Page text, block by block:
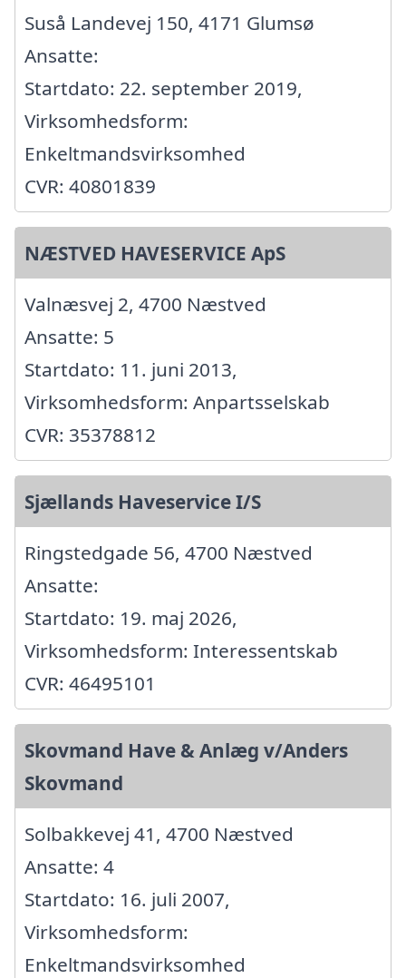
Suså Landevej 150, 4171 Glumsø
Ansatte:
Startdato: 22. september 2019,
Virksomhedsform:
Enkeltmandsvirksomhed
CVR: 40801839
NÆSTVED HAVESERVICE ApS
Valnæsvej 2, 4700 Næstved
Ansatte: 5
Startdato: 11. juni 2013,
Virksomhedsform: Anpartsselskab
CVR: 35378812
Sjællands Haveservice I/S
Ringstedgade 56, 4700 Næstved
Ansatte:
Startdato: 19. maj 2026,
Virksomhedsform: Interessentskab
CVR: 46495101
Skovmand Have & Anlæg v/Anders
Skovmand
Solbakkevej 41, 4700 Næstved
Ansatte: 4
Startdato: 16. juli 2007,
Virksomhedsform:
Enkeltmandsvirksomhed